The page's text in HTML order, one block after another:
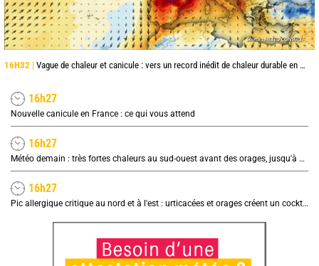
16H32 | Vague de chaleur et canicule : vers un record inédit de chaleur durable en France
16h27
Nouvelle canicule en France : ce qui vous attend
16h27
Météo demain : très fortes chaleurs au sud-ouest avant des orages, jusqu'à 39°C
16h27
Pic allergique critique au nord et à l'est : urticacées et orages créent un cocktail explosif